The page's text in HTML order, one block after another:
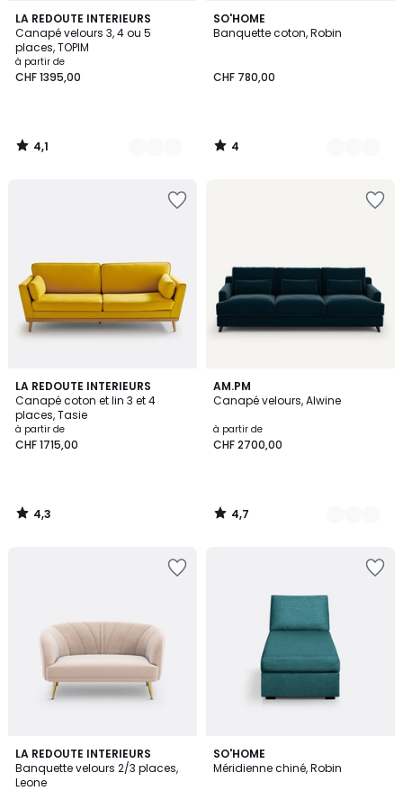
LA REDOUTE INTERIEURS
Canapé velours 3, 4 ou 5
places, TOPIM
à partir de
CHF 1395,00
4,1
/ 5
6
Couleurs
4,1
/
SO'HOME
Banquette coton, Robin
CHF 780,00
4
/
5
Couleurs
4
/
LA REDOUTE INTERIEURS
Canapé coton et lin 3 et 4
places, Tasie
à partir de
CHF 1715,00
4,3
/ 5
4,3
/
AM.PM
Canapé velours, Alwine
à partir de
CHF 2700,00
4,7
/ 5
15
Couleurs
4,7
/
LA REDOUTE INTERIEURS
Banquette velours 2/3 places,
Leone
4,7
/ 5
3
Couleurs
SO'HOME
Méridienne chiné, Robin
4,5
/ 5
5
Couleurs